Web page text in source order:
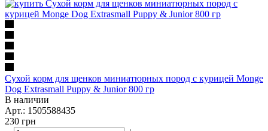
Сухой корм для щенков миниатюрных пород с курицей Monge
Dog Extrasmall Puppy & Junior 800 гр
В наличии
Арт.: 1505588435
230 грн